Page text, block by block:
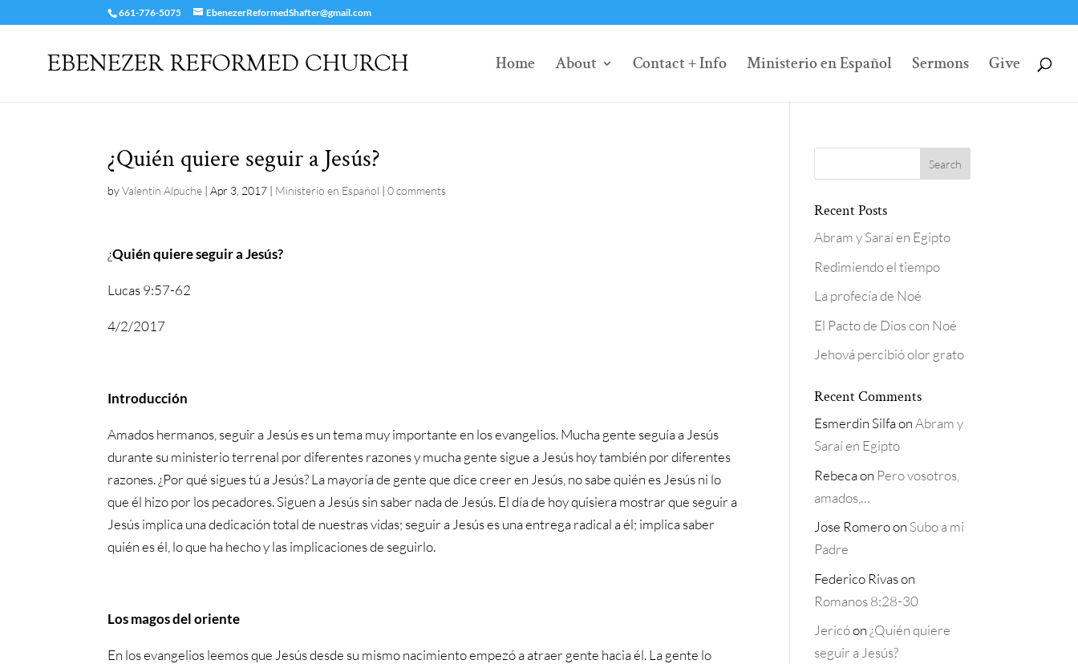
661-776-5075 EbenezerReformedShafter@gmail.com
Home About Contact + Info Ministerio en Español Sermons Give
¿Quién quiere seguir a Jesús?
byValentin Alpuche |Apr 3, 2017 | Ministerio en Español |0 comments
¿Quién quiere seguir a Jesús?
Lucas 9:57-62
4/2/2017
Introducción
Amados hermanos, seguir a Jesús es un tema muy importante en los evangelios. Mucha gente seguía a Jesús
durante su ministerio terrenal por diferentes razones y mucha gente sigue a Jesús hoy también por diferentes
razones. ¿Por qué sigues tú a Jesús? La mayoría de gente que dice creer en Jesús, no sabe quién es Jesús ni lo
que él hizo por los pecadores. Siguen a Jesús sin saber nada de Jesús. El día de hoy quisiera mostrar que seguir a
Jesús implica una dedicación total de nuestras vidas; seguir a Jesús es una entrega radical a él; implica saber
quién es él, lo que ha hecho y las implicaciones de seguirlo.
Los magos del oriente
En los evangelios leemos que Jesús desde su mismo nacimiento empezó a atraer gente hacia él. La gente lo
Recent Posts
Abram y Saraí en Egipto
Redimiendo el tiempo
La profecía de Noé
El Pacto de Dios con Noé
Jehová percibió olor grato
Recent Comments
Esmerdin SilfaonAbram y
Saraí en Egipto
Rebecaon Pero vosotros,
amados,…
Jose Romeroon Subo a mi
Padre
Federico Rivason
Romanos 8:28-30
Jericóon ¿Quién quiere
seguir a Jesús?